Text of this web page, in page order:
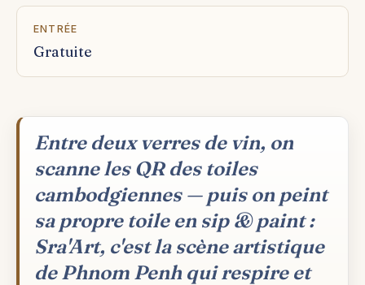
ENTRÉE
Gratuite
Entre deux verres de vin, on
scanne les QR des toiles
cambodgiennes — puis on peint
sa propre toile en sip & paint :
Sra'Art, c'est la scène artistique
de Phnom Penh qui respire et